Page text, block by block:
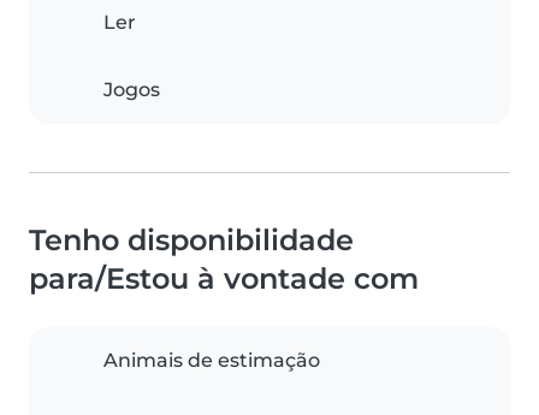
Ler
Jogos
Tenho disponibilidade
para/Estou à vontade com
Animais de estimação